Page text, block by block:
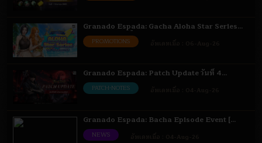
Granado Espada: Gacha Aloha Star Series
เติมเงินรับสิทธิ์สุ่มไอเทม 6 - 18 ส.ค. 69
PROMOTIONS
Granado Espada: Patch Update วันที่ 4
สิงหาคม 2569 Highlight
PATCH-NOTES
Granado Espada: Bacha Episode Event [
Bacha ] 4 - 18 ส.ค. 69
NEWS